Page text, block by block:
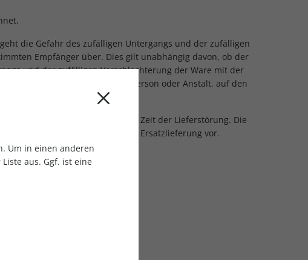
die Gefahr des zufälligen Untergangs und der zufälligen
Empfänger über. Dies gilt unabhängig davon, ob der
und der zufälligen Verschlechterung der Ware mit der
der Versendung bestimmten Person oder Anstalt, auf den
Besteller und Verkäufer für die Zeit der Lieferstörung. Die
sich insoweit eine gleichwertige Ersatzlieferung vor.
Um in einen anderen
aus. Ggf. ist eine